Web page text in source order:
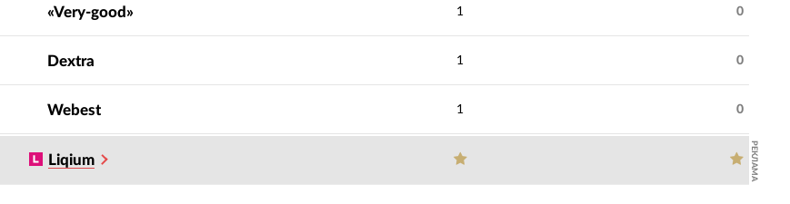
«Very-good» 1 0
Dextra 1 0
Webest 1 0
Liqium РЕКЛАМА